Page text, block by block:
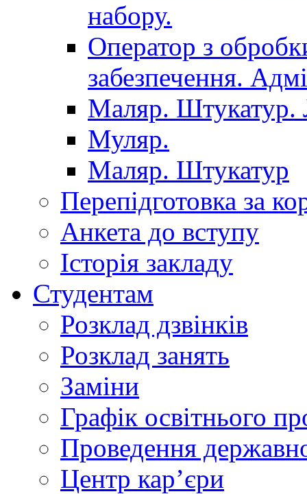
набору.
Оператор з
забезпечення.
Маляр. Штукатур.
Муляр.
Маляр. Штукатур
Перепідготовка за
Анкета до вступу
Історія закладу
Студентам
Розклад дзвінків
Розклад занять
Заміни
Графік освітнього
Проведення
Центр кар’єри